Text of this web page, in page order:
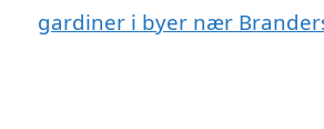
gardiner i byer nær